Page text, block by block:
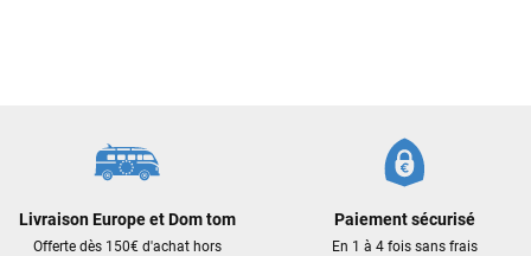
Livraison Europe et Dom tom
Offerte dès 150€ d'achat hors
Paiement sécurisé
En 1 à 4 fois sans frais
le lendemain, et j’ai bien reçu tout le matériel dans un colis
propre et soigné. Plus qu’à tester ça sur l’eau ! Je
professionnalisme et sa réactivité.